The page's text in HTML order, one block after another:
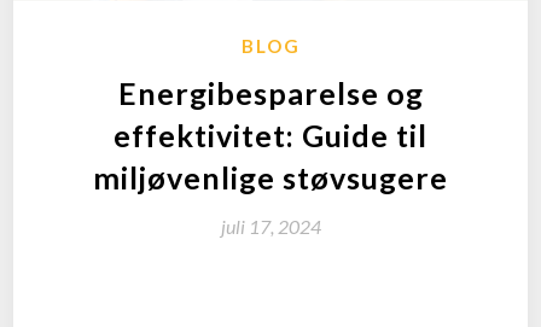
BLOG
Energibesparelse og
effektivitet: Guide til
miljøvenlige støvsugere
juli 17, 2024